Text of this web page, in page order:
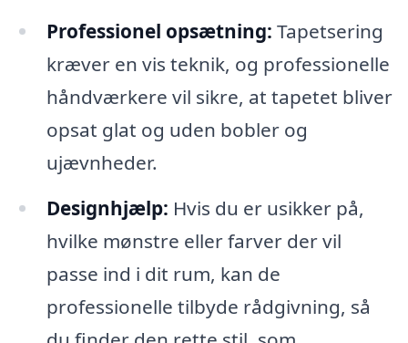
Professionel opsætning: Tapetsering
kræver en vis teknik, og professionelle
håndværkere vil sikre, at tapetet bliver
opsat glat og uden bobler og
ujævnheder.
Designhjælp: Hvis du er usikker på,
hvilke mønstre eller farver der vil
passe ind i dit rum, kan de
professionelle tilbyde rådgivning, så